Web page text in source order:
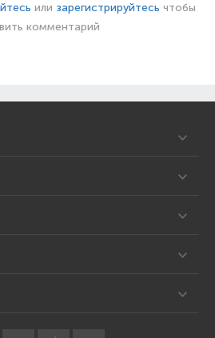
или зарегистрируйтесь чтобы
комментарий